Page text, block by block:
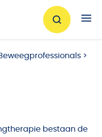
>
bestaan de